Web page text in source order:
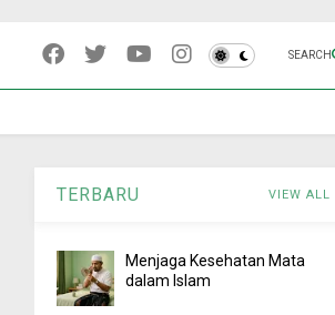
SEARCH
TERBARU VIEW ALL
Menjaga Kesehatan Mata
dalam Islam